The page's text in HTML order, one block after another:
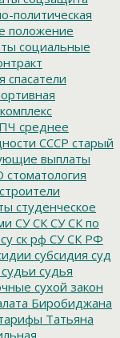
политическая
положение
социальные
спасатели
среднее
СССР старый
выплаты
стоматология
строители
студенческое
СУ СК СУ СК по
су ск рф СУ СК РФ
субсидия суд
судьи судья
сухой закон
Биробиджана
Татьяна